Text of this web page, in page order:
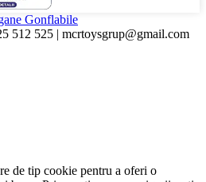
Gonflabile
512 525 | mcrtoysgrup@gmail.com
de tip cookie pentru a oferi o